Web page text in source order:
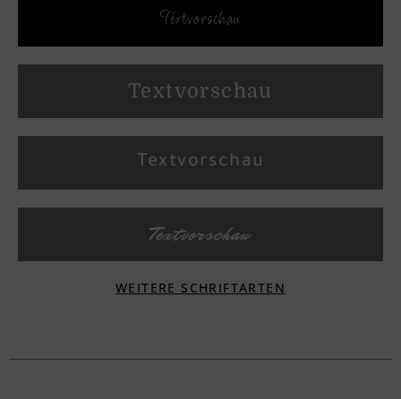
Textvorschau
Textvorschau
Textvorschau
Textvorschau
WEITERE SCHRIFTARTEN